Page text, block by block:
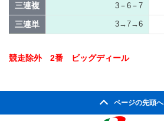
三連複 3－6－7
三連単 3→7→6
競走除外 2番 ビッグディール
ページの先頭へ